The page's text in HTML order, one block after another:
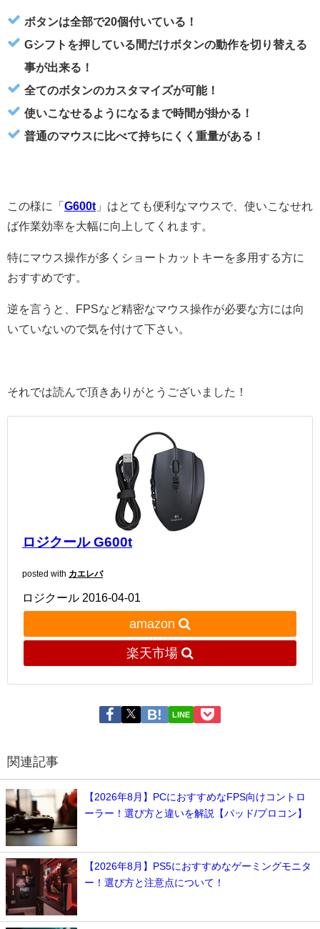
ボタンは全部で20個付いている！
Gシフトを押している間だけボタンの動作を切り替える
事が出来る！
全てのボタンのカスタマイズが可能！
使いこなせるようになるまで時間が掛かる！
普通のマウスに比べて持ちにくく重量がある！
この様に「 G600t 」はとても便利なマウスで、使いこなせれ
ば作業効率を大幅に向上してくれます。
特にマウス操作が多くショートカットキーを多用する方に
おすすめです。
逆を言うと、FPSなど精密なマウス操作が必要な方には向
いていないので気を付けて下さい。
それでは読んで頂きありがとうございました！
ロジクール G600t
posted with カエレバ
ロジクール 2016-04-01
amazon
楽天市場
LINE
関連記事
【2026年8月】PCにおすすめなFPS向けコントロ
ーラー！選び方と違いを解説【パッド/プロコン】
【2026年8月】PS5におすすめなゲーミングモニタ
ー！選び方と注意点について！